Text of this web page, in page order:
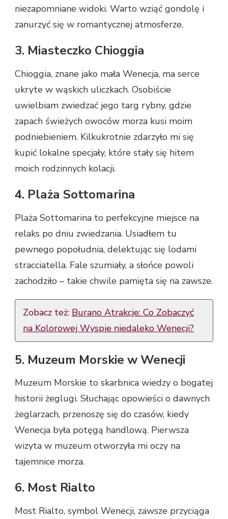
niezapomniane widoki. Warto wziąć gondolę i
zanurzyć się w romantycznej atmosferze.
3. Miasteczko Chioggia
Chioggia, znane jako mała Wenecja, ma serce
ukryte w wąskich uliczkach. Osobiście
uwielbiam zwiedzać jego targ rybny, gdzie
zapach świeżych owoców morza kusi moim
podniebieniem. Kilkukrotnie zdarzyło mi się
kupić lokalne specjały, które stały się hitem
moich rodzinnych kolacji.
4. Plaża Sottomarina
Plaża Sottomarina to perfekcyjne miejsce na
relaks po dniu zwiedzania. Usiadłem tu
pewnego popołudnia, delektując się lodami
stracciatella. Fale szumiały, a słońce powoli
zachodziło – takie chwile pamięta się na zawsze.
Zobacz też: Burano Atrakcje: Co Zobaczyć
na Kolorowej Wyspie niedaleko Wenecji?
5. Muzeum Morskie w Wenecji
Muzeum Morskie to skarbnica wiedzy o bogatej
historii żeglugi. Słuchając opowieści o dawnych
żeglarzach, przenoszę się do czasów, kiedy
Wenecja była potęgą handlową. Pierwsza
wizyta w muzeum otworzyła mi oczy na
tajemnice morza.
6. Most Rialto
Most Rialto, symbol Wenecji, zawsze przyciąga